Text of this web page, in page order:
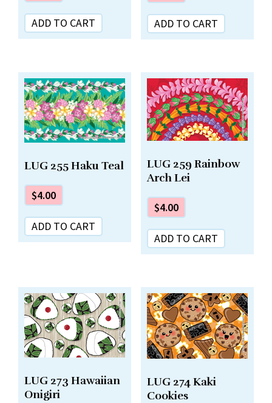
ADD TO CART ADD TO CART
LUG 255 Haku Teal
$4.00
ADD TO CART
LUG 259 Rainbow
Arch Lei
$4.00
ADD TO CART
LUG 273 Hawaiian
Onigiri
LUG 274 Kaki
Cookies